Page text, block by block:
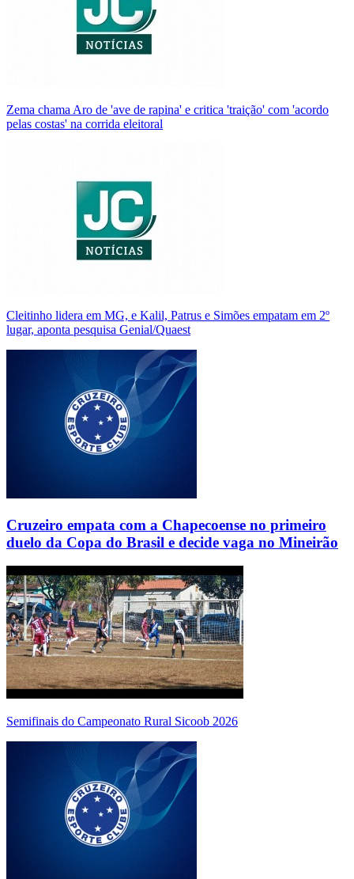
Zema chama Aro de 'ave de rapina' e critica 'traição' com 'acordo
pelas costas' na corrida eleitoral
Cleitinho lidera em MG, e Kalil, Patrus e Simões empatam em 2º
lugar, aponta pesquisa Genial/Quaest
Cruzeiro empata com a Chapecoense no primeiro
duelo da Copa do Brasil e decide vaga no Mineirão
Semifinais do Campeonato Rural Sicoob 2026